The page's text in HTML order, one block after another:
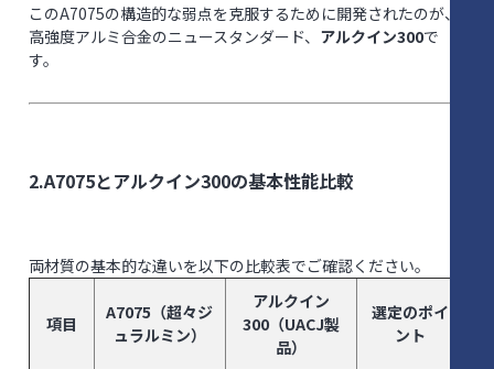
このA7075の構造的な弱点を克服するために開発されたのが、
高強度アルミ合金のニュースタンダード、 アルクイン300で
す。
2.A7075とアルクイン300の基本性能比較
両材質の基本的な違いを以下の比較表でご確認ください。
項目
A7075（超々ジ
ュラルミン）
アルクイン
300（UACJ製
品）
選定のポイ
ント